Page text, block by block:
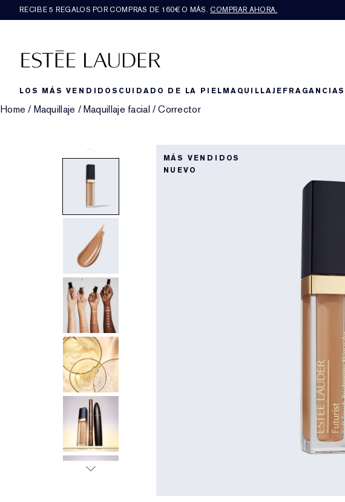
RECIBE 5 REGALOS POR COMPRAS DE 160€ O MÁS. COMPRAR AHORA.
LOS MÁS VENDIDOS CUIDADO DE LA PIELMAQUILLAJEFRAGANCIAS
Home / Maquillaje /Maquillaje facial/ Corrector
MÁS VENDIDOS
NUEVO